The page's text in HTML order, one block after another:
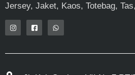
Jersey, Jaket, Kaos, Totebag,